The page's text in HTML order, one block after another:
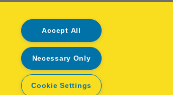
Accept All
Necessary Only
Cookie Settings